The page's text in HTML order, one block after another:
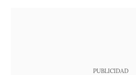
PUBLICIDAD